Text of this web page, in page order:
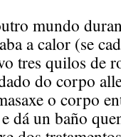
mundo
a calor (se
tres quilos de
do corpo
o corpo
dá un baño